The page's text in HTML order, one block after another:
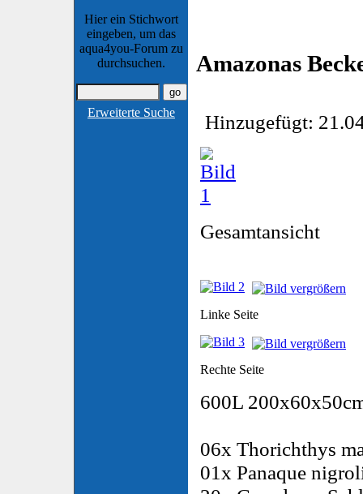
Hier ein Stichwort
eingeben, um das
aqua4you-Forum zu
durchsuchen.
Erweiterte Suche
Amazonas
Hinzugefügt:
Gesamtansicht
Linke Seite
Rechte Seite
600L
06x Thorichthys
01x Panaque